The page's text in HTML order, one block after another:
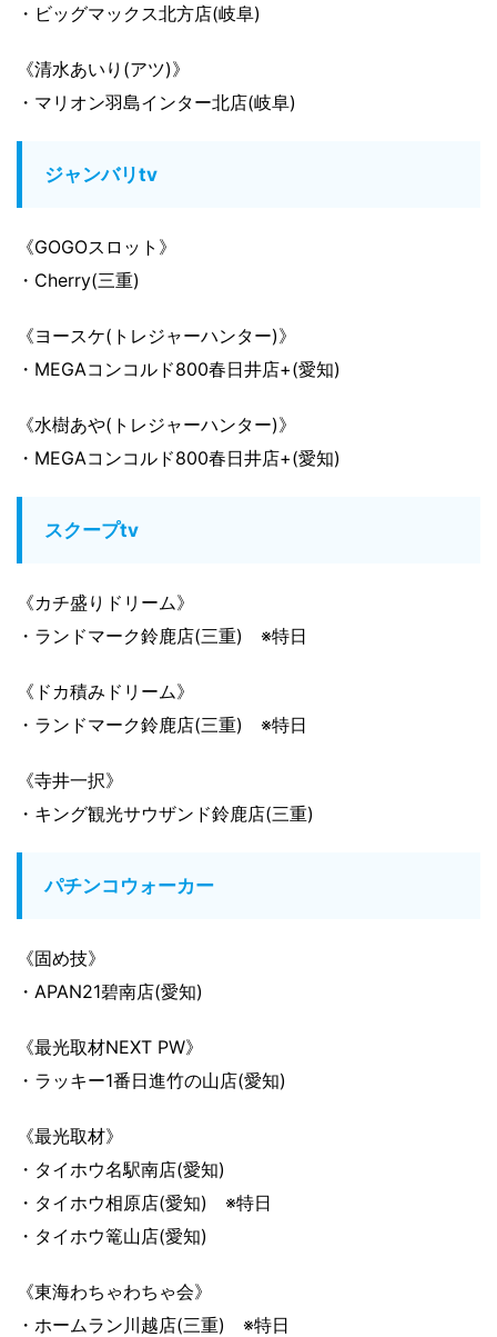
・ビッグマックス北方店(岐阜)
《清水あいり(アツ)》
・マリオン羽島インター北店(岐阜)
ジャンバリtv
《GOGOスロット》
・Cherry(三重)
《ヨースケ(トレジャーハンター)》
・MEGAコンコルド800春日井店+(愛知)
《水樹あや(トレジャーハンター)》
・MEGAコンコルド800春日井店+(愛知)
スクープtv
《カチ盛りドリーム》
・ランドマーク鈴鹿店(三重) ※特日
《ドカ積みドリーム》
・ランドマーク鈴鹿店(三重) ※特日
《寺井一択》
・キング観光サウザンド鈴鹿店(三重)
パチンコウォーカー
《固め技》
・APAN21碧南店(愛知)
《最光取材NEXT PW》
・ラッキー1番日進竹の山店(愛知)
《最光取材》
・タイホウ名駅南店(愛知)
・タイホウ相原店(愛知) ※特日
・タイホウ篭山店(愛知)
《東海わちゃわちゃ会》
・ホームラン川越店(三重) ※特日